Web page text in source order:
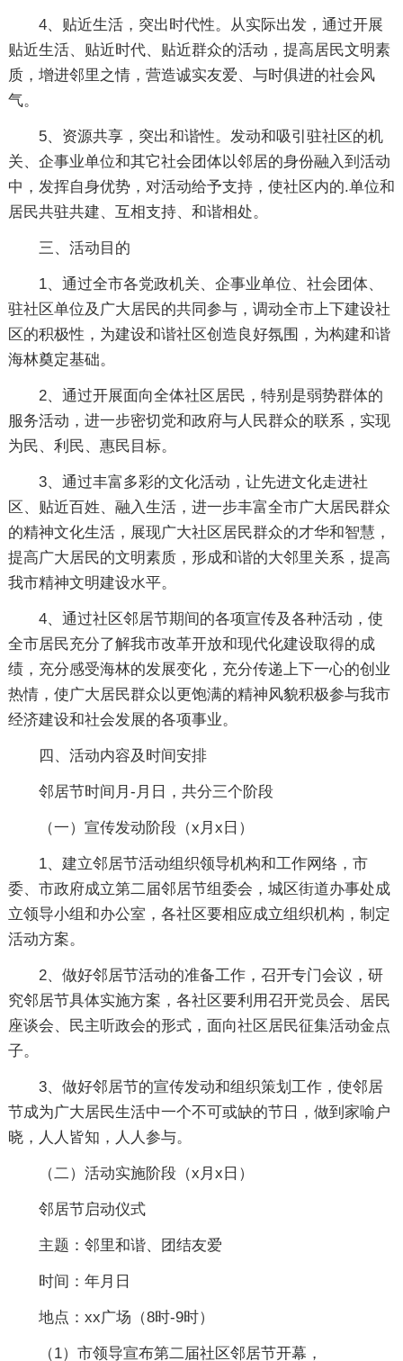
4、贴近生活，突出时代性。从实际出发，通过开展
贴近生活、贴近时代、贴近群众的活动，提高居民文明素
质，增进邻里之情，营造诚实友爱、与时俱进的社会风
气。
5、资源共享，突出和谐性。发动和吸引驻社区的机
关、企事业单位和其它社会团体以邻居的身份融入到活动
中，发挥自身优势，对活动给予支持，使社区内的.单位和
居民共驻共建、互相支持、和谐相处。
三、活动目的
1、通过全市各党政机关、企事业单位、社会团体、
驻社区单位及广大居民的共同参与，调动全市上下建设社
区的积极性，为建设和谐社区创造良好氛围，为构建和谐
海林奠定基础。
2、通过开展面向全体社区居民，特别是弱势群体的
服务活动，进一步密切党和政府与人民群众的联系，实现
为民、利民、惠民目标。
3、通过丰富多彩的文化活动，让先进文化走进社
区、贴近百姓、融入生活，进一步丰富全市广大居民群众
的精神文化生活，展现广大社区居民群众的才华和智慧，
提高广大居民的文明素质，形成和谐的大邻里关系，提高
我市精神文明建设水平。
4、通过社区邻居节期间的各项宣传及各种活动，使
全市居民充分了解我市改革开放和现代化建设取得的成
绩，充分感受海林的发展变化，充分传递上下一心的创业
热情，使广大居民群众以更饱满的精神风貌积极参与我市
经济建设和社会发展的各项事业。
四、活动内容及时间安排
邻居节时间月-月日，共分三个阶段
（一）宣传发动阶段（x月x日）
1、建立邻居节活动组织领导机构和工作网络，市
委、市政府成立第二届邻居节组委会，城区街道办事处成
立领导小组和办公室，各社区要相应成立组织机构，制定
活动方案。
2、做好邻居节活动的准备工作，召开专门会议，研
究邻居节具体实施方案，各社区要利用召开党员会、居民
座谈会、民主听政会的形式，面向社区居民征集活动金点
子。
3、做好邻居节的宣传发动和组织策划工作，使邻居
节成为广大居民生活中一个不可或缺的节日，做到家喻户
晓，人人皆知，人人参与。
（二）活动实施阶段（x月x日）
邻居节启动仪式
主题：邻里和谐、团结友爱
时间：年月日
地点：xx广场（8时-9时）
（1）市领导宣布第二届社区邻居节开幕，